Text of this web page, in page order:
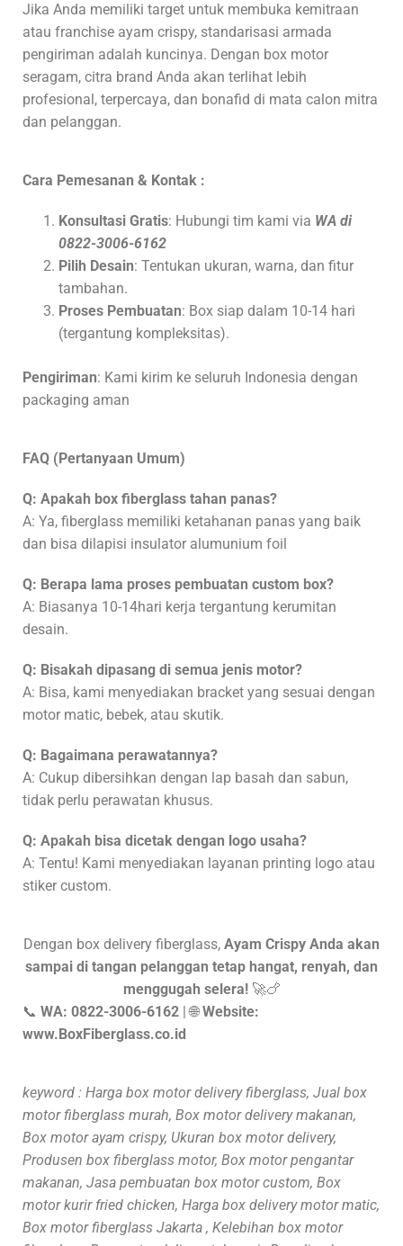
Jika Anda memiliki target untuk membuka kemitraan
atau franchise ayam crispy, standarisasi armada
pengiriman adalah kuncinya. Dengan box motor
seragam, citra brand Anda akan terlihat lebih
profesional, terpercaya, dan bonafid di mata calon mitra
dan pelanggan.
Cara Pemesanan & Kontak :
Konsultasi Gratis: Hubungi tim kami via WA di
0822-3006-6162
Pilih Desain: Tentukan ukuran, warna, dan fitur
tambahan.
Proses Pembuatan: Box siap dalam 10-14 hari
(tergantung kompleksitas).
Pengiriman: Kami kirim ke seluruh Indonesia dengan
packaging aman
FAQ (Pertanyaan Umum)
Q: Apakah box fiberglass tahan panas?
A: Ya, fiberglass memiliki ketahanan panas yang baik
dan bisa dilapisi insulator alumunium foil
Q: Berapa lama proses pembuatan custom box?
A: Biasanya 10-14hari kerja tergantung kerumitan
desain.
Q: Bisakah dipasang di semua jenis motor?
A: Bisa, kami menyediakan bracket yang sesuai dengan
motor matic, bebek, atau skutik.
Q: Bagaimana perawatannya?
A: Cukup dibersihkan dengan lap basah dan sabun,
tidak perlu perawatan khusus.
Q: Apakah bisa dicetak dengan logo usaha?
A: Tentu! Kami menyediakan layanan printing logo atau
stiker custom.
Dengan box delivery fiberglass, Ayam Crispy Anda akan
sampai di tangan pelanggan tetap hangat, renyah, dan
menggugah selera!🚀🍗
📞 WA: 0822-3006-6162 | 🌐Website:
www.BoxFiberglass.co.id
keyword : Harga box motor delivery fiberglass, Jual box
motor fiberglass murah, Box motor delivery makanan,
Box motor ayam crispy, Ukuran box motor delivery,
Produsen box fiberglass motor, Box motor pengantar
makanan, Jasa pembuatan box motor custom, Box
motor kurir fried chicken, Harga box delivery motor matic,
Box motor fiberglass Jakarta , Kelebihan box motor